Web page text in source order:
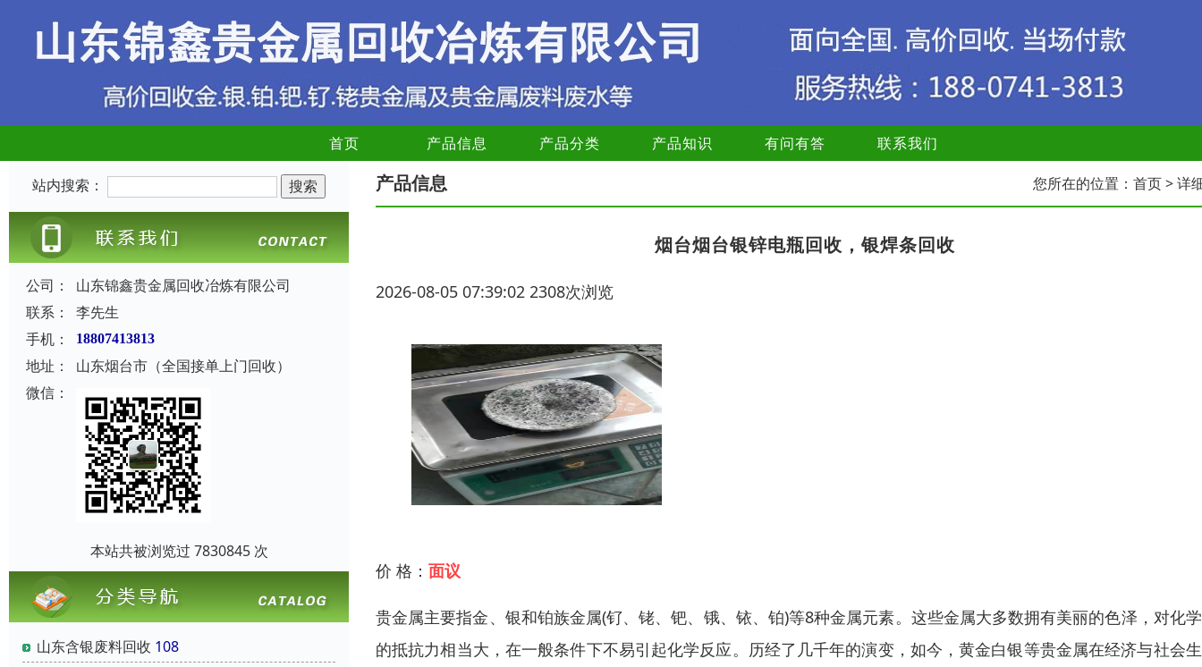
首页 产品信息 产品分类 产品知识 有问有答 联系我们
站内搜索：
公司：
山东锦鑫贵金属回收冶炼有限公司
联系：
李先生
手机：
18807413813
地址：
山东烟台市（全国接单上门回收）
微信：
本站共被浏览过 7830845 次
山东含银废料回收 108
产品信息 您所在的位置： 首页> 详
烟台烟台银锌电瓶回收，银焊条回收
2026-08-05 07:39:02 2308次浏览
价 格： 面议
贵金属主要指金、银和铂族金属(钌、铑、钯、锇、铱、铂)等8种金属元素。这些金属大多数拥有美丽的色泽，对化
的抵抗力相当大，在一般条件下不易引起化学反应。历经了几千年的演变，如今，黄金白银等贵金属在经济与社会